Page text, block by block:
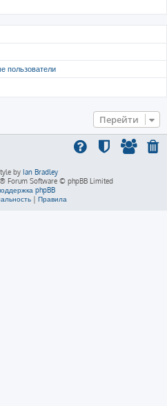
пользователи
Перейти
by Ian Bradley
Forum Software © phpBB Limited
phpBB
| Правила